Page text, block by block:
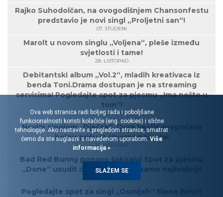
Rajko Suhodolčan, na ovogodišnjem Chansonfestu
predstavio je novi singl „Proljetni san“!
07. STUDENI
Marolt u novom singlu „Voljena“, pleše između
svjetlosti i tame!
28. LISTOPAD
Debitantski album „Vol.2“, mladih kreativaca iz
benda Toni.Drama dostupan je na streaming
servisima! Pogledajte spot za pjesmu „Ima nešto u
tom“!
28. LISTOPAD
Novim singlom „Dječak“, Dora Vestić prepričava
bolnu priču iz stvarnog života!
25. LISTOPAD
Bad Red Bunny ponovo šokiraju! Spot za pjesmu
„Done“ usudit će se pogledati samo najhrabriji!
Pogledajte spot za singl „Osmijeh“ Elene Brnić!
Ova web stranica radi boljeg rada i poboljšane
funkcionalnosti koristi kolačiće (eng. cookies) i slične
tehnologije. Ako nastavite s pregledom stranice, smatrat
ćemo da ste suglasni s navedenom uporabom.Više
informacija »
SLAŽEM SE